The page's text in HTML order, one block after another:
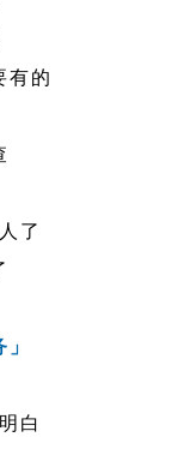
有的
了
白